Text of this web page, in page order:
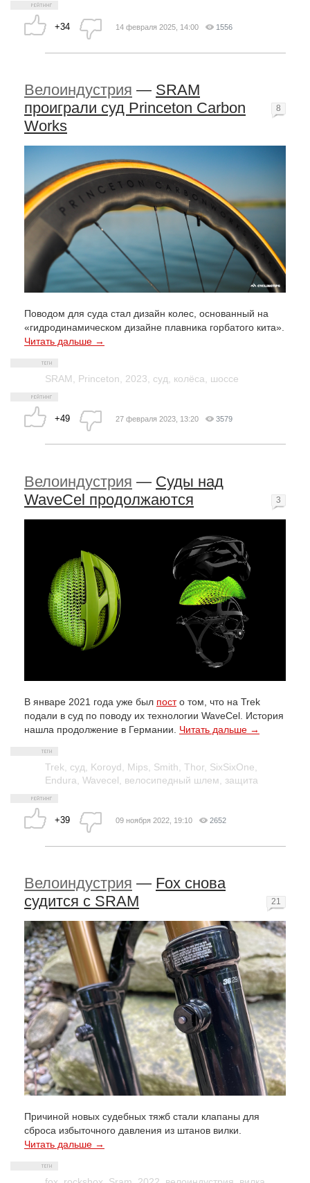
+34 14 февраля 2025, 14:00 1556
Велоиндустрия — SRAM
проиграли суд Princeton Carbon
Works
Поводом для суда стал дизайн колес, основанный на
«гидродинамическом дизайне плавника горбатого кита».
Читать дальше →
SRAM, Princeton, 2023, суд, колёса, шоссе
+49
8
27 февраля 2023, 13:20 3579
Велоиндустрия — Суды над
WaveCel продолжаются
В январе 2021 года уже был посто том, что на Trek
подали в суд по поводу их технологии WaveCel. История
нашла продолжение в Германии. Читать дальше →
Trek суд Koroyd Mips Smith Thor SixSixOne
Endura Wavecel велосипедный шлем защита
+39
3
09 ноября 2022, 19:10 2652
Велоиндустрия — Fox снова
судится с SRAM
Причиной новых судебных тяжб стали клапаны для
сброса избыточного давления из штанов вилки.
Читать дальше →
21